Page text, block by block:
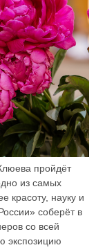
пройдёт
из самых
красоту, науку и
соберёт в
со всей
экспозицию